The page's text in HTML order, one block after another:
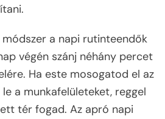
a napi rutinteendők
végén szánj néhány percet
Ha este mosogatod el az
a munkafelületeket, reggel
tér fogad. Az apró napi